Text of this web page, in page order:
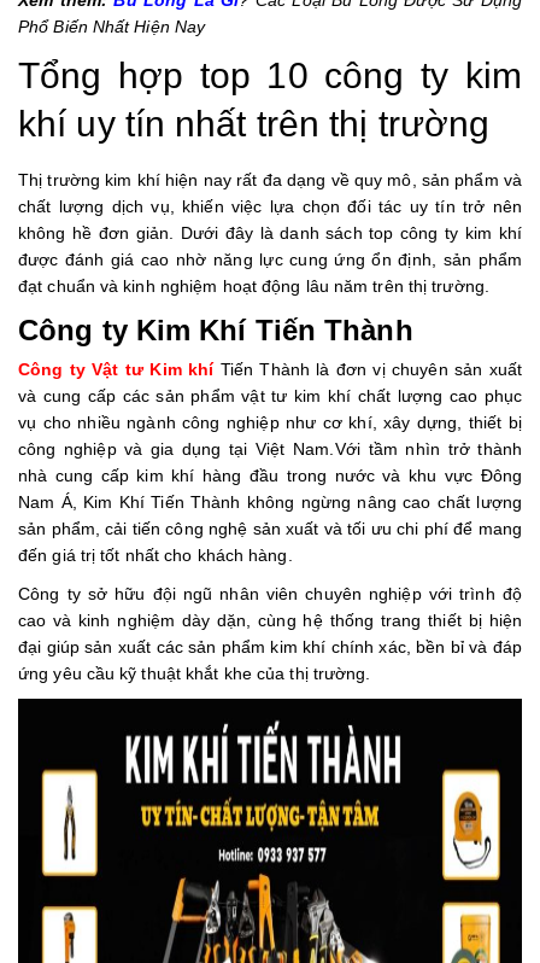
Phổ Biến Nhất Hiện Nay
Tổng hợp top 10 công ty kim
khí uy tín nhất trên thị trường
Thị trường kim khí hiện nay rất đa dạng về quy mô, sản phẩm và
chất lượng dịch vụ, khiến việc lựa chọn đối tác uy tín trở nên
không hề đơn giản. Dưới đây là danh sách top công ty kim khí
được đánh giá cao nhờ năng lực cung ứng ổn định, sản phẩm
đạt chuẩn và kinh nghiệm hoạt động lâu năm trên thị trường.
Công ty Kim Khí Tiến Thành
Công ty Vật tư Kim khíTiến Thành là đơn vị chuyên sản xuất
và cung cấp các sản phẩm vật tư kim khí chất lượng cao phục
vụ cho nhiều ngành công nghiệp như cơ khí, xây dựng, thiết bị
công nghiệp và gia dụng tại Việt Nam.Với tầm nhìn trở thành
nhà cung cấp kim khí hàng đầu trong nước và khu vực Đông
Nam Á, Kim Khí Tiến Thành không ngừng nâng cao chất lượng
sản phẩm, cải tiến công nghệ sản xuất và tối ưu chi phí để mang
đến giá trị tốt nhất cho khách hàng.
Công ty sở hữu đội ngũ nhân viên chuyên nghiệp với trình độ
cao và kinh nghiệm dày dặn, cùng hệ thống trang thiết bị hiện
đại giúp sản xuất các sản phẩm kim khí chính xác, bền bỉ và đáp
ứng yêu cầu kỹ thuật khắt khe của thị trường.